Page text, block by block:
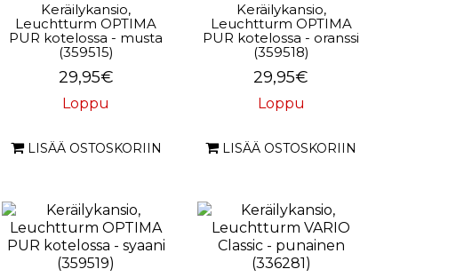
Keräilykansio,
Leuchtturm OPTIMA
PUR kotelossa - musta
(359515)
29,95€
Loppu
LISÄÄ OSTOSKORIIN
Keräilykansio,
Leuchtturm OPTIMA
PUR kotelossa - oranssi
(359518)
29,95€
Loppu
LISÄÄ OSTOSKORIIN